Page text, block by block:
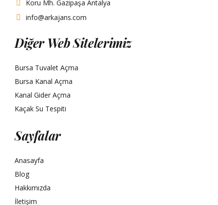
Koru Mh. Gazipaşa Antalya
info@arkajans.com
Diğer Web Sitelerimiz
Bursa Tuvalet Açma
Bursa Kanal Açma
Kanal Gider Açma
Kaçak Su Tespiti
Sayfalar
Anasayfa
Blog
Hakkımızda
İletişim